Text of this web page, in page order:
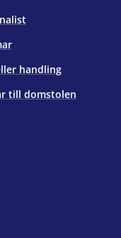
handling
till domstolen